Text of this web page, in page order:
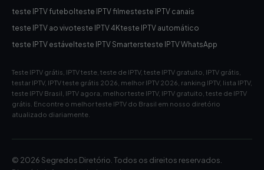
teste IPTV futebol teste IPTV filmesteste IPTV canais
teste IPTV ao vivoteste IPTV 4Kteste IPTV automático
teste IPTV estável teste IPTV Smartersteste IPTV WhatsApp
Teste IPTV grátis, IPTV teste, teste de IPTV, teste IPTV gratuito, IPTV grátis,
testar IPTV, IPTV teste grátis 2026, melhor IPTV 2026, ranking IPTV, lista IPTV,
teste IPTV Brasil, IPTV agora, melhor teste IPTV, IPTV gratuito, teste de IPTV
grátis. Encontre o melhor teste IPTV do Brasil em nosso diretório
atualizado diariamente.
© 2026 Segredos Diretório. Todos os direitos reservados.